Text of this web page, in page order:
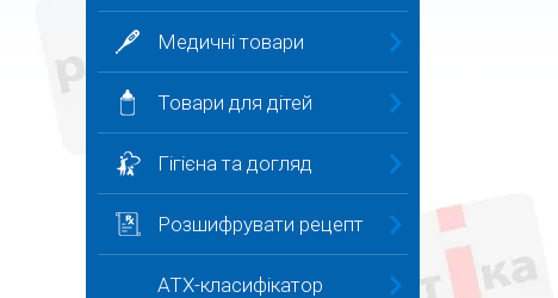
Медичні товари
Товари для дітей
Гігієна та догляд
Розшифрувати рецепт
ATX-класифікатор